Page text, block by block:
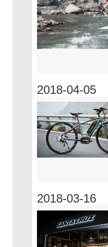
2018-04-05
2018-03-16